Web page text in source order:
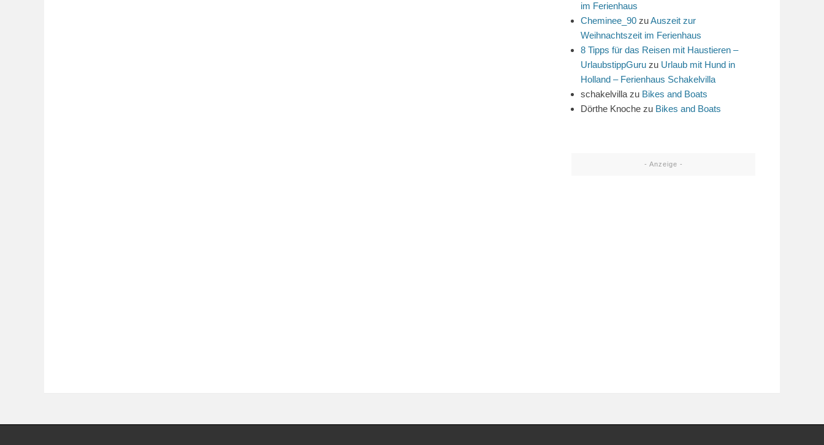
im Ferienhaus
Cheminee_90 zuAuszeit zur
Weihnachtszeit im Ferienhaus
8 Tipps für das Reisen mit Haustieren –
UrlaubstippGuru zu Urlaub mit Hund in
Holland – Ferienhaus Schakelvilla
schakelvilla zu Bikes and Boats
Dörthe Knoche zu Bikes and Boats
- Anzeige -